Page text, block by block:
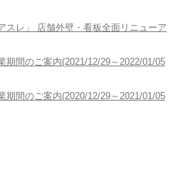
スレ」 店舗外壁・看板全面リニューア
期間のご案内(2021/12/29～2022/01/05
期間のご案内(2020/12/29～2021/01/05